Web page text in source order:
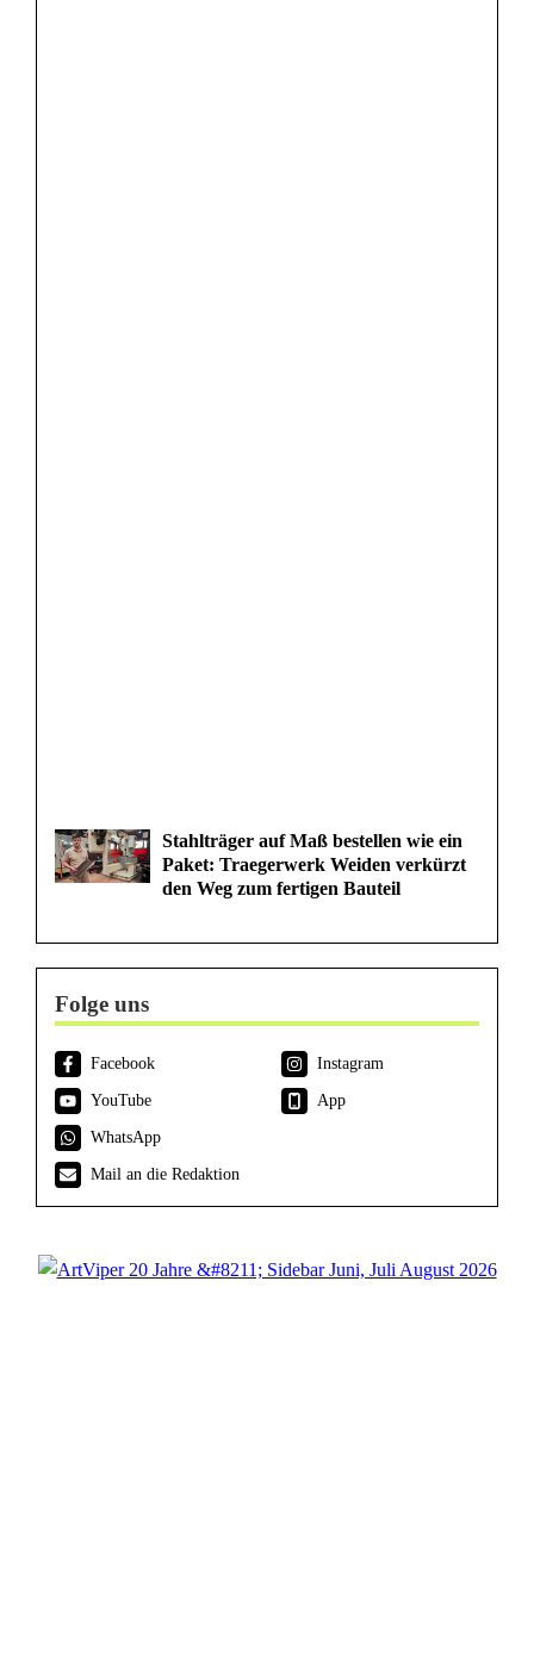
Stahlträger auf Maß bestellen wie ein
Paket: Traegerwerk Weiden verkürzt
den Weg zum fertigen Bauteil
Folge uns
Facebook
Instagram
YouTube
App
WhatsApp
Mail an die Redaktion